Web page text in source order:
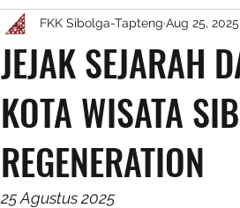
JEJAK SEJARAH
KOTA WISATA
REGENERATION
FKK Sibolga-Tapteng Aug 25, 2025
25 Agustus 2025